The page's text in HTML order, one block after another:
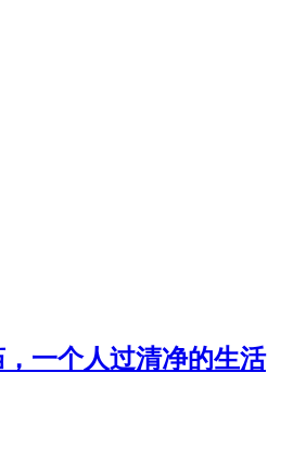
一个人过清净的生活